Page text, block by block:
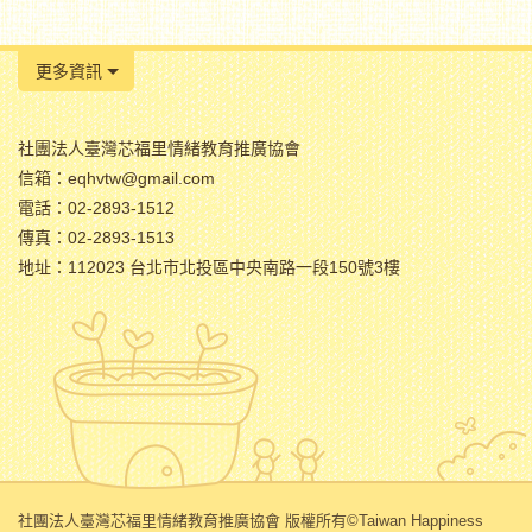
更多資訊
社團法人臺灣芯福里情緒教育推廣協會
信箱：eqhvtw@gmail.com
電話：02-2893-1512
傳真：02-2893-1513
地址：112023 台北市北投區中央南路一段150號3樓
社團法人臺灣芯福里情緒教育推廣協會 版權所有©Taiwan Happiness